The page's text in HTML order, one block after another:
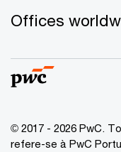
Offices
© 2017 - 2026 PwC.
refere-se à PwC